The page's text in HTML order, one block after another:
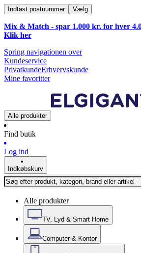
Indtast postnummer Vælg
Mix & Match - spar 1.000 kr. for hver
Klik her
Spring navigationen over
Kundeservice
PrivatkundeErhvervskunde
Mine favoritter
Alle produkter
Find butik
Log ind
Indkøbskurv
Alle produkter
TV, Lyd & Smart Home
Computer & Kontor